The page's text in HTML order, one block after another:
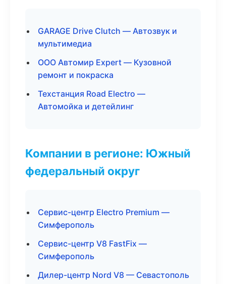
GARAGE Drive Clutch — Автозвук и
мультимедиа
ООО Автомир Expert — Кузовной
ремонт и покраска
Техстанция Road Electro —
Автомойка и детейлинг
Компании в регионе: Южный
федеральный округ
Сервис-центр Electro Premium —
Симферополь
Сервис-центр V8 FastFix —
Симферополь
Дилер-центр Nord V8 — Севастополь